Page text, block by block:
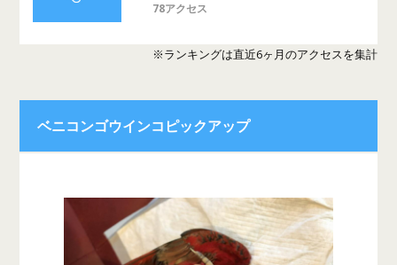
78アクセス
※ランキングは直近6ヶ月のアクセスを集計
ベニコンゴウインコピックアップ